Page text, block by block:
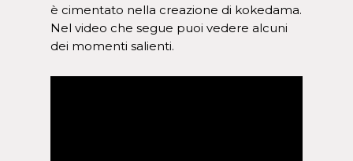
è cimentato nella creazione di kokedama.
Nel video che segue puoi vedere alcuni
dei momenti salienti.